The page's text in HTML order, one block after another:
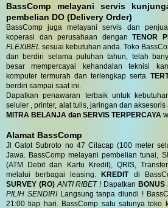
BassComp melayani servis
pembelian DO (Delivery Order)
BassComp juga melayani servis dan
koperasi dan perusahaan denganTENOR
FLEXIBEL sesuai kebutuhan anda. Toko
dan berdiri selama puluhan tahun, telah
besar mempercayai kehandalan teknisi
komputer termurah dan terlengkap serta
berdiri sampai saat ini.
Dapatkan penawaran terbaik untuk
seluler , printer, alat tulis, jaringan dan
MITRA BELANJA dan SERVIS TERPERCAYA
Alamat BassComp
Jl Gatot Subroto no 47 Cilacap (100 meter
Jawa. BassComp melayani pembelian tunai,
(ATM Debit dan Kartu Kredit), QRIS,
melalui berbagai leasing.KREDITdi
SURVEY (RO) ANTI RIBET !Dapatkan BONUS
PILIH SENDIRILangsung tanpa diundi !
21:00 tiap hari. BassComp satu satunya toko